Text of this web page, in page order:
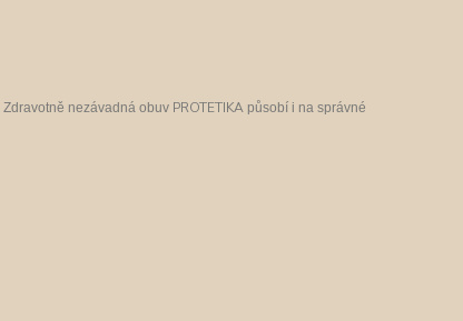
nezávadná obuv PROTETIKA působí i na správné